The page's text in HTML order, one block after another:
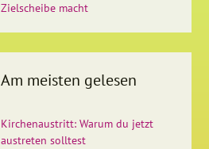
Zielscheibe macht
Am meisten gelesen
Kirchenaustritt: Warum du jetzt
austreten solltest